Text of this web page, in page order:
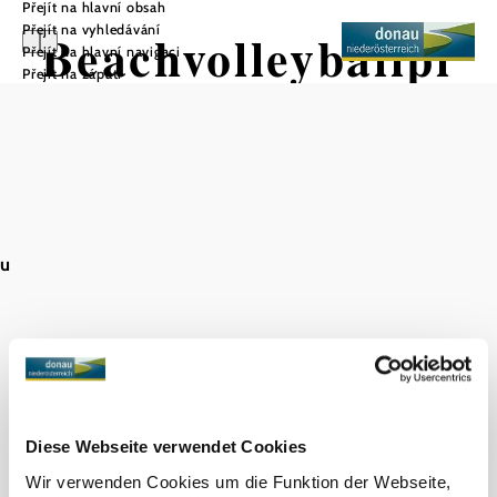
Diese Webseite verwendet Cookies
Wir verwenden Cookies um die Funktion der Webseite,
Přejít na hlavní obsah
Přejít na vyhledávání
Přejít na hlavní navigaci
Přejít na zápatí
Beachvolleyballpl
Objevování okolí
Poloměr
10 km 20 km